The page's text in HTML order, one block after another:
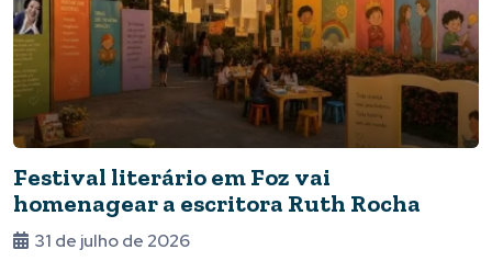
Festival literário em Foz vai
homenagear a escritora Ruth Rocha
31 de julho de 2026